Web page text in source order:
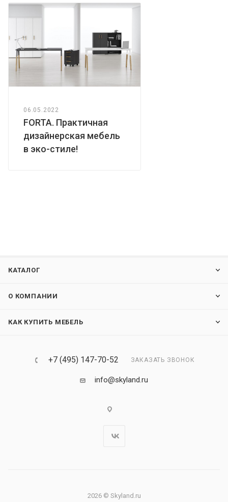
06.05.2022
FORTA. Практичная
дизайнерская мебель
в эко-стиле!
КАТАЛОГ
О КОМПАНИИ
КАК КУПИТЬ МЕБЕЛЬ
+7 (495) 147-70-52 ЗАКАЗАТЬ ЗВОНОК
info@skyland.ru
2026 © Skyland.ru